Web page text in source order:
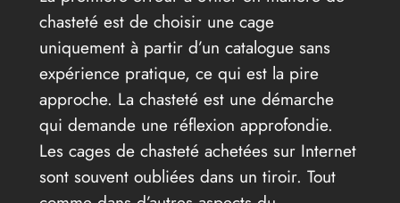
chasteté est de choisir une cage
uniquement à partir d’un catalogue sans
expérience pratique, ce qui est la pire
approche. La chasteté est une démarche
qui demande une réflexion approfondie.
Les cages de chasteté achetées sur Internet
sont souvent oubliées dans un tiroir. Tout